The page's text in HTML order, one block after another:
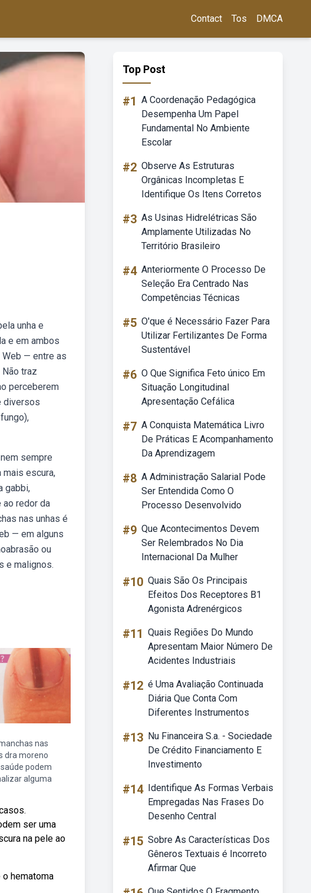
Contact Tos DMCA
unha e
e em ambos
Web — entre as
traz
perceberem
diversos
sempre
mais escura,
gabbi,
redor da
nas unhas é
— em alguns
ou
e malignos.
nas
dra moreno
podem
alguma
ser uma
na pele ao
o hematoma
Top Post
#1 A Coordenação Pedagógica
Desempenha Um Papel
Fundamental No Ambiente
Escolar
#2 Observe As Estruturas
Orgânicas Incompletas E
Identifique Os Itens Corretos
#3 As Usinas Hidrelétricas São
Amplamente Utilizadas No
Território Brasileiro
#4 Anteriormente O Processo De
Seleção Era Centrado Nas
Competências Técnicas
#5 O'que é Necessário Fazer Para
Utilizar Fertilizantes De Forma
Sustentável
#6 O Que Significa Feto único Em
Situação Longitudinal
Apresentação Cefálica
#7 A Conquista Matemática Livro
De Práticas E Acompanhamento
Da Aprendizagem
#8 A Administração Salarial Pode
Ser Entendida Como O
Processo Desenvolvido
#9 Que Acontecimentos Devem
Ser Relembrados No Dia
Internacional Da Mulher
#10 Quais São Os Principais
Efeitos Dos Receptores B1
Agonista Adrenérgicos
#11 Quais Regiões Do Mundo
Apresentam Maior Número De
Acidentes Industriais
#12 é Uma Avaliação Continuada
Diária Que Conta Com
Diferentes Instrumentos
#13 Nu Financeira S.a. - Sociedade
De Crédito Financiamento E
Investimento
#14 Identifique As Formas Verbais
Empregadas Nas Frases Do
Desenho Central
#15 Sobre As Características Dos
Gêneros Textuais é Incorreto
Afirmar Que